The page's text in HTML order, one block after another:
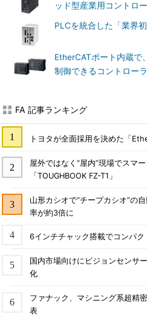
ッド型産業用コントロ
PLCを統合した「業界
EtherCATポート内蔵で
制御できるコントロー
FA 記事ランキング
トヨタが全面採用を決めた「
屋外ではなく“屋内”現場でスマ
「TOUGHBOOK FZ-T1」
山形カシオで“チープカシオ”の
率が約3倍に
6インチチャック搭載でコンパ
国内市場向けにビジョンセンサ
化
ファナック、マシニング系超精
表